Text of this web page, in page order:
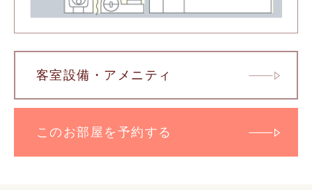
客室設備・アメニティ
このお部屋を予約する